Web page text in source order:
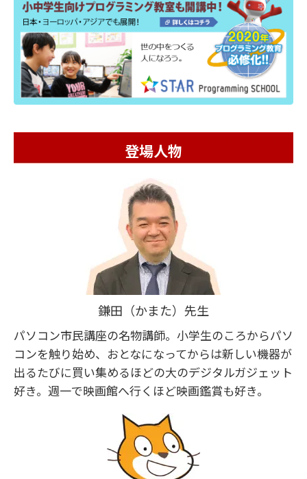
登場人物
鎌田（かまた）先生
パソコン市民講座の名物講師。小学生のころからパソ
コンを触り始め、おとなになってからは新しい機器が
出るたびに買い集めるほどの大のデジタルガジェット
好き。週一で映画館へ行くほど映画鑑賞も好き。